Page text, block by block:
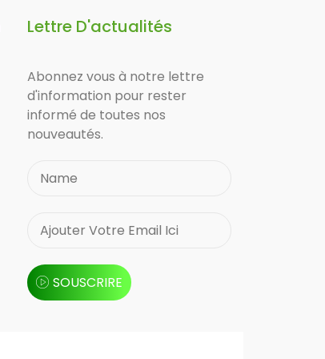
Lettre D'actualités
Abonnez vous à notre lettre
d'information pour rester
informé de toutes nos
nouveautés.
SOUSCRIRE